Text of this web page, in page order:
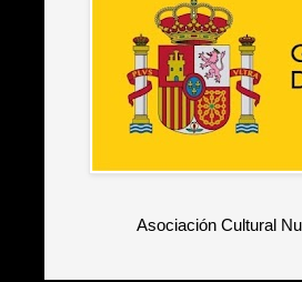
Asociación Cultural